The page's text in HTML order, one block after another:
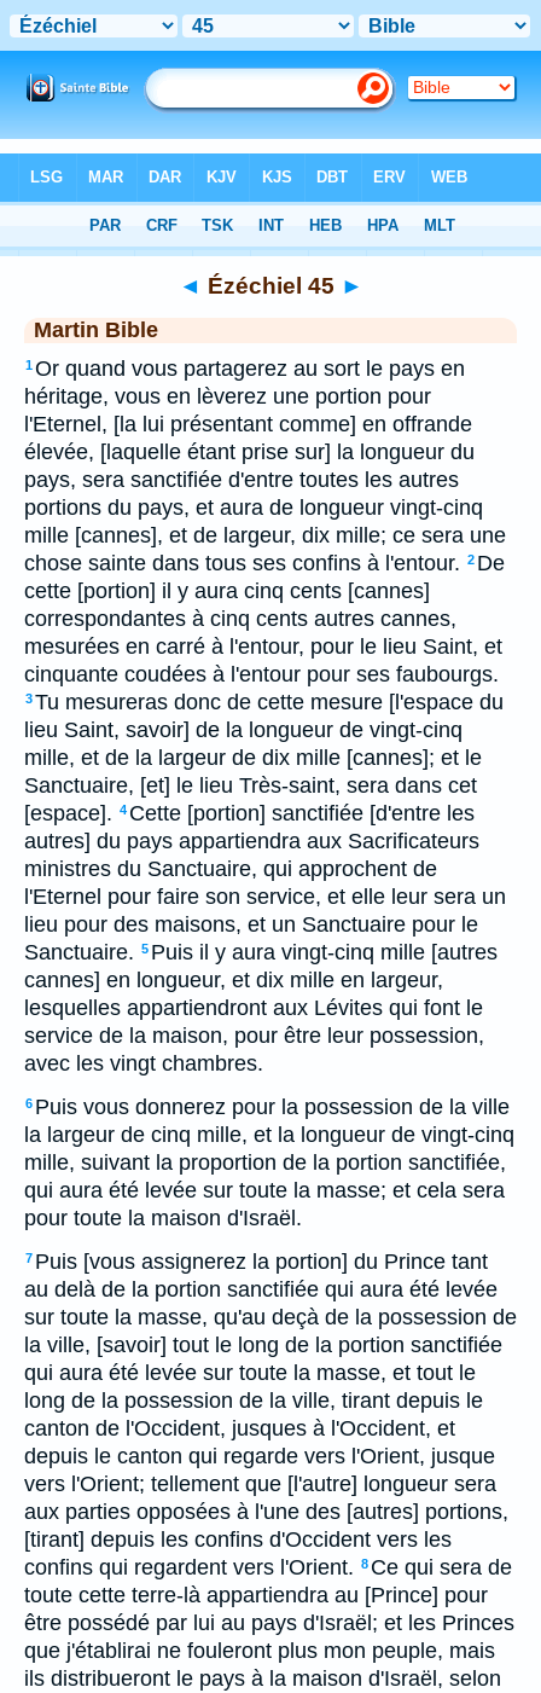
> Ézéchiel 45
◄ Ézéchiel 45 ►
Martin Bible
1Or quand vous partagerez au sort le pays en
héritage, vous en lèverez une portion pour
l'Eternel, [la lui présentant comme] en offrande
élevée, [laquelle étant prise sur] la longueur du
pays, sera sanctifiée d'entre toutes les autres
portions du pays, et aura de longueur vingt-cinq
mille [cannes], et de largeur, dix mille; ce sera une
chose sainte dans tous ses confins à l'entour. 2 De
cette [portion] il y aura cinq cents [cannes]
correspondantes à cinq cents autres cannes,
mesurées en carré à l'entour, pour le lieu Saint, et
cinquante coudées à l'entour pour ses faubourgs.
3Tu mesureras donc de cette mesure [l'espace du
lieu Saint, savoir] de la longueur de vingt-cinq
mille, et de la largeur de dix mille [cannes]; et le
Sanctuaire, [et] le lieu Très-saint, sera dans cet
[espace]. 4 Cette [portion] sanctifiée [d'entre les
autres] du pays appartiendra aux Sacrificateurs
ministres du Sanctuaire, qui approchent de
l'Eternel pour faire son service, et elle leur sera un
lieu pour des maisons, et un Sanctuaire pour le
Sanctuaire. 5 Puis il y aura vingt-cinq mille [autres
cannes] en longueur, et dix mille en largeur,
lesquelles appartiendront aux Lévites qui font le
service de la maison, pour être leur possession,
avec les vingt chambres.
6 Puis vous donnerez pour la possession de la ville
la largeur de cinq mille, et la longueur de vingt-cinq
mille, suivant la proportion de la portion sanctifiée,
qui aura été levée sur toute la masse; et cela sera
pour toute la maison d'Israël.
7 Puis [vous assignerez la portion] du Prince tant
au delà de la portion sanctifiée qui aura été levée
sur toute la masse, qu'au deçà de la possession de
la ville, [savoir] tout le long de la portion sanctifiée
qui aura été levée sur toute la masse, et tout le
long de la possession de la ville, tirant depuis le
canton de l'Occident, jusques à l'Occident, et
depuis le canton qui regarde vers l'Orient, jusque
vers l'Orient; tellement que [l'autre] longueur sera
aux parties opposées à l'une des [autres] portions,
[tirant] depuis les confins d'Occident vers les
confins qui regardent vers l'Orient. 8 Ce qui sera de
toute cette terre-là appartiendra au [Prince] pour
être possédé par lui au pays d'Israël; et les Princes
que j'établirai ne fouleront plus mon peuple, mais
ils distribueront le pays à la maison d'Israël, selon